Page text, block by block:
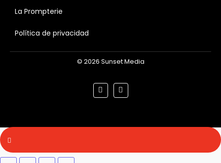
La Prompterie
Política de privacidad
© 2026 Sunset Media